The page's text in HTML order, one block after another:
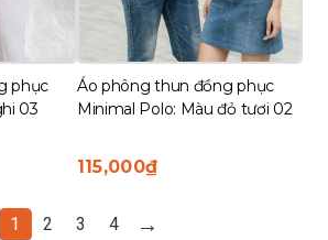
phục
03
Áo phông thun đồng phục
Minimal Polo: Màu đỏ tươi 02
115,000₫
1 2 3 4 →